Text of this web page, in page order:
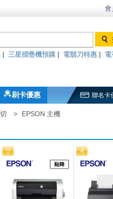
會
三星摺疊機預購 電鬍刀特惠
刷卡優惠 聯名卡
> EPSON 主機
3 4